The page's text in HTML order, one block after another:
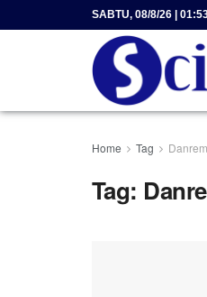
SABTU, 08/8/26 |
Home Tag
Tag: